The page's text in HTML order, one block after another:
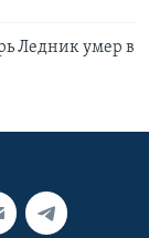
Ледник умер в